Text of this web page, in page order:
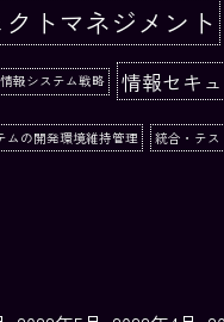
トマネジメント
情報システム戦略 情報セキ
ムの開発環境維持管理 統合・テス